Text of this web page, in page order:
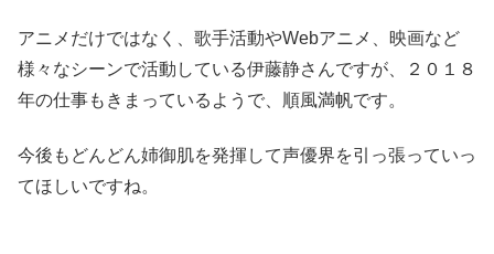
アニメだけではなく、歌手活動やWebアニメ、映画など
様々なシーンで活動している伊藤静さんですが、２０１８
年の仕事もきまっているようで、順風満帆です。
今後もどんどん姉御肌を発揮して声優界を引っ張っていっ
てほしいですね。